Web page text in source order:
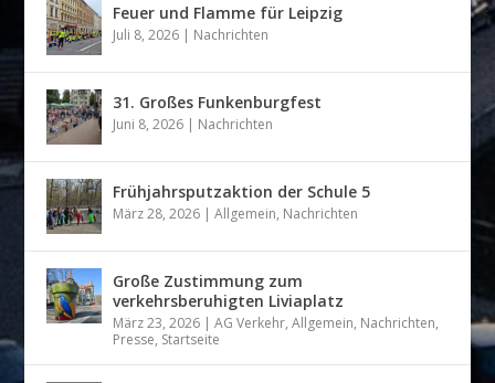
Feuer und Flamme für Leipzig
Juli 8, 2026 | Nachrichten
31. Großes Funkenburgfest
Juni 8, 2026 | Nachrichten
Frühjahrsputzaktion der Schule 5
März 28, 2026 |Allgemein, Nachrichten
Große Zustimmung zum
verkehrsberuhigten Liviaplatz
März 23, 2026 |AG Verkehr,Allgemein, Nachrichten,
Presse, Startseite